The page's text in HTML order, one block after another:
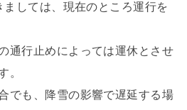
しては、現在のところ運行を
通行止めによっては運休とさせ
。
でも、降雪の影響で遅延する場